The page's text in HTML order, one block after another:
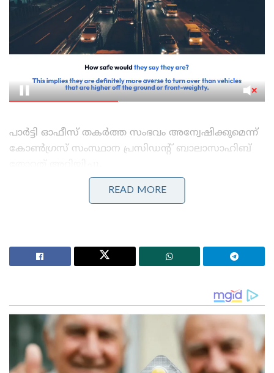
പാര്‍ട്ടി ഓഫീസ് തകര്‍ത്ത സംഭവം അന്വേഷിക്കുമെന്ന്
കോണ്‍ഗ്രസ് സംസ്ഥാന പ്രസിഡന്റ് ബാലാസാഹിബ്
Stories you may like
ഇസ്ലാമിക് യൂണിവേഴ്സിറ്റി വൈസ് ചാൻസലർക്കും
രജിസ്ട്രാർക്കുമെതിരെ നടപടിയുമായി ശ്രീനഗർ
ഉദ്ദവ് താക്കറെ മന്ത്രിസഭ പുനഃസംഘടനക്ക് ശേഷം
മുതിര്‍ന്ന എന്‍.സി.പി നേതാവും മജല്‍ഗാവ്
എം.എല്‍.എയുമായ പ്രകാശ് സോളങ്കിയും രാജി
READ MORE